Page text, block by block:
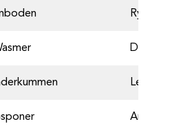
Ryan
Dominic
Leo
Andrin